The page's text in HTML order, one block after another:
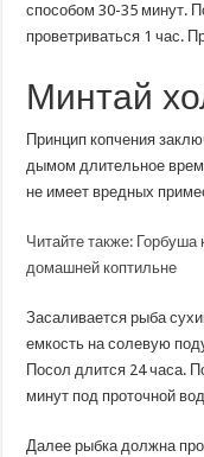
способом 30-35 минут.
проветриваться 1 час.
Минтай
Принцип копчения
дымом длительное
не имеет вредных
Читайте также: Горбуша
домашней коптильне
Засаливается рыба
емкость на солевую
Посол длится 24 часа.
минут под проточной
Далее рыбка должна